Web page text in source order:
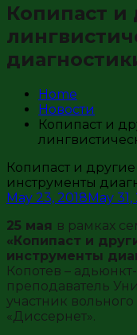
Копипаст и
Home
Новости
Копипаст и
Копипаст и
инструменты
May 23, 2018May 31,
25 мая в рамках
«Копипаст и
инструменты
Копотев –
преподаватель
участник
«Диссернет».